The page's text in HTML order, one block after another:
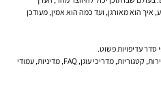
איך הוא מאורגן, ועד כמה הוא אמין, מעודכן
למפות את עמודי הליבה של האתר: דפי שירות, קטגוריות, מדריכי עוגן, FAQ, מדיניות, עמודי